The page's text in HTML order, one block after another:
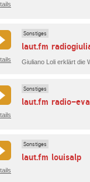
Sonstiges
laut.fm
Giuliano Loli erklärt die
Sonstiges
laut.fm radio-
Sonstiges
laut.fm louisalp